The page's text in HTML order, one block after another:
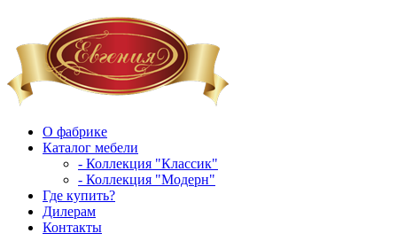
О фабрике
Каталог мебели
- Коллекция "Классик"
- Коллекция "Модерн"
Где купить?
Дилерам
Контакты